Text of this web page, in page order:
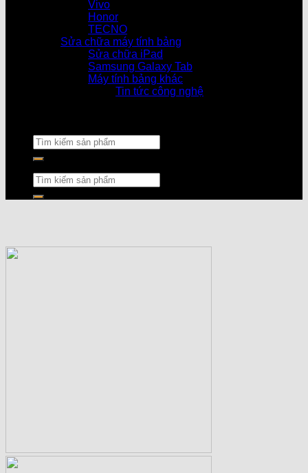
Vivo
Honor
TECNO
Sửa chữa máy tính bảng
Sửa chữa iPad
Samsung Galaxy Tab
Máy tính bảng khác
Tin tức công nghệ